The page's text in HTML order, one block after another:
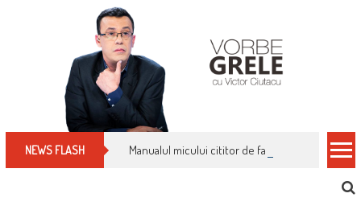
NEWS FLASH Manualul micului cititor de facturi: nu plăti